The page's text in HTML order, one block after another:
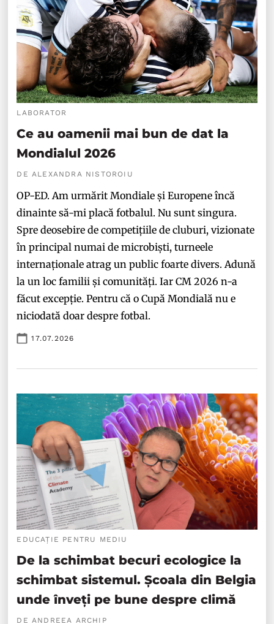
LABORATOR
Ce au oamenii mai bun de dat la
Mondialul 2026
DE ALEXANDRA NISTOROIU
OP-ED. Am urmărit Mondiale și Europene încă
dinainte să-mi placă fotbalul. Nu sunt singura.
Spre deosebire de competițiile de cluburi, vizionate
în principal numai de microbiști, turneele
internaționale atrag un public foarte divers. Adună
la un loc familii și comunități. Iar CM 2026 n-a
făcut excepție. Pentru că o Cupă Mondială nu e
niciodată doar despre fotbal.
17.07.2026
EDUCAȚIE PENTRU MEDIU
De la schimbat becuri ecologice la
schimbat sistemul. Școala din Belgia
unde înveți pe bune despre climă
DE ANDREEA ARCHIP